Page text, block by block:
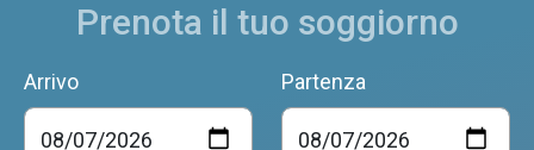
Prenota il tuo soggiorno
Arrivo Partenza